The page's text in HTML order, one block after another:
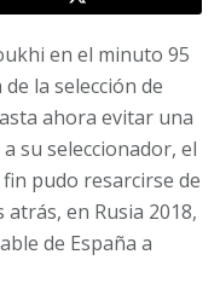
en el minuto 95
la selección de
ahora evitar una
su seleccionador, el
pudo resarcirse de
en Rusia 2018,
de España a